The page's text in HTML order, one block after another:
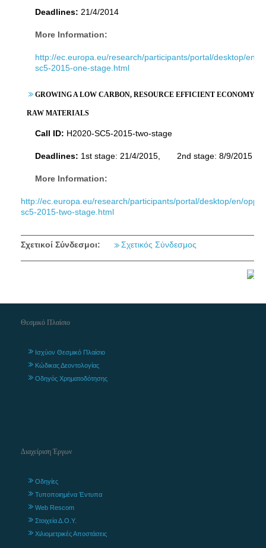
Deadlines: 21/4/2014
More Information:
http://ec.europa.eu/research/participants/portal/desktop/en/
sc5-2015-one-stage.html
GROWING A LOW CARBON, RESOURCE EFFICIENT ECONOMY
RAW MATERIALS
Call ID: H2020-SC5-2015-two-stage
Deadlines: 1st stage: 21/4/2015, 2nd stage: 8/9/2015
More Information:
http://ec.europa.eu/research/participants/portal/desktop/en/
sc5-2015-two-stage.html
Σχετικοί Σύνδεσμοι: Σχετικός Σύνδεσμος
Θεσμικό Πλαίσιο
Ισχύον Θεσμικό Πλαίσιο
Κώδικας Δεοντολογίας
Οδηγός Χρηματοδότησης
Διαχείριση Έργων
Οδηγίες
Τυποποιημένα Έντυπα
Web Rescom
Στοιχεία Δ.Ο.Υ.
Χιλιομετρικές Αποστάσεις